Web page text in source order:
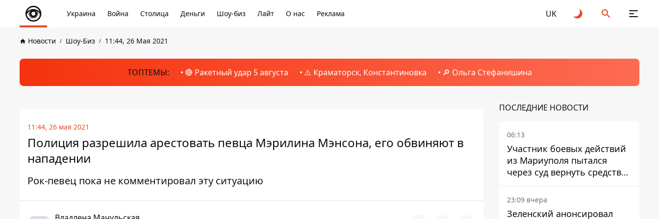
Украина Война Столица Деньги Шоу-биз Лайт О нас Реклама UK
Новости Шоу-Биз 11:44, 26 Мая 2021
ТОПТЕМЫ: 🔴 Ракетный удар 5 августа ⚠️ Краматорск, Константиновка 🔎 Ольга Стефанишина
11:44, 26 мая 2021
Полиция разрешила арестовать певца Мэрилина Мэнсона, его обвиняют в
нападении
Рок-певец пока не комментировал эту ситуацию
ПОСЛЕДНИЕ НОВОСТИ
06:13
Участник боевых действий
из Мариуполя пытался
через суд вернуть средства
субсидии со счета в
Ощадбанке – каким было
решение
23:09 вчера
Зеленский анонсировал